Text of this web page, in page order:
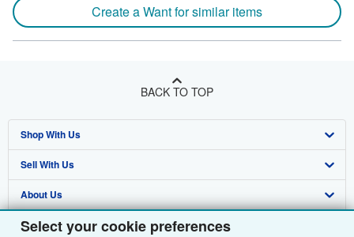
Select your cookie preferences
Create a Want for similar items
BACK TO TOP
Shop With Us
Advanced Search
Browse Collections
My Account
Sell With Us
Start Selling
Join Our Affiliate Programme
About Us
About AbeBooks
Find Help